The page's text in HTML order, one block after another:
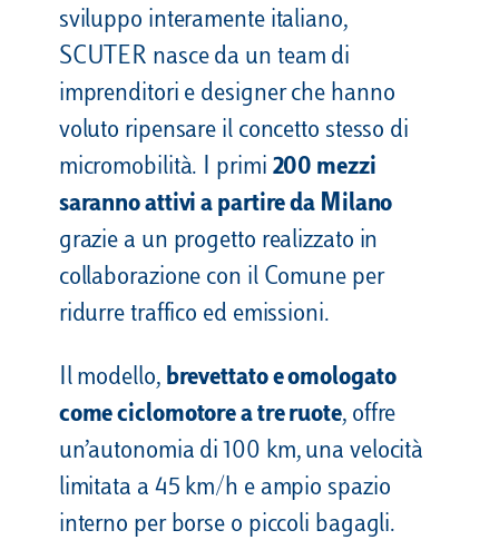
sviluppo interamente italiano,
SCUTER nasce da un team di
imprenditori e designer che hanno
voluto ripensare il concetto stesso di
micromobilità. I primi 200 mezzi
saranno attivi a partire da Milano
grazie a un progetto realizzato in
collaborazione con il Comune per
ridurre traffico ed emissioni.
Il modello, brevettato e omologato
come ciclomotore a tre ruote, offre
un’autonomia di 100 km, una velocità
limitata a 45 km/h e ampio spazio
interno per borse o piccoli bagagli.